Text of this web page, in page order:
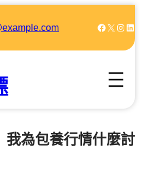
Facebook X Instagram LinkedIn
我為包養行情什麼討